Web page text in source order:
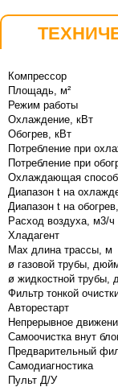
Компрессор
Площадь, м²
Режим работы
Охлаждение, кВт
Обогрев, кВт
Потребление при
Потребление при
Охлаждающая
Диапазон t на
Диапазон t на
Расход воздуха, м3/ч
Хладагент
Max длина трассы, м
ø газовой трубы,
ø жидкостной трубы,
Фильтр тонкой
Авторестарт
Непрерывное
Самоочистка внут
Предварительный
Самодиагностика
Пульт Д/У